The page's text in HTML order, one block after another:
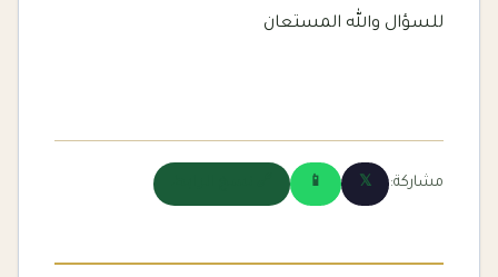
للسؤال والله المستعان
مشاركة: 𝕏
📱